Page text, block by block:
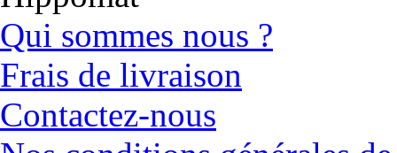
Qui sommes nous ?
Frais de livraison
Contactez-nous